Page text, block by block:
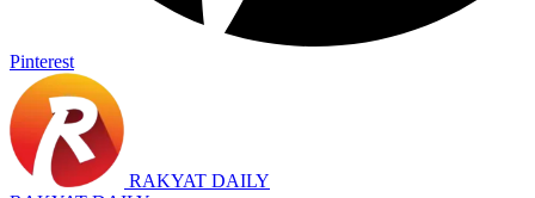
Pinterest
RAKYAT DAILY